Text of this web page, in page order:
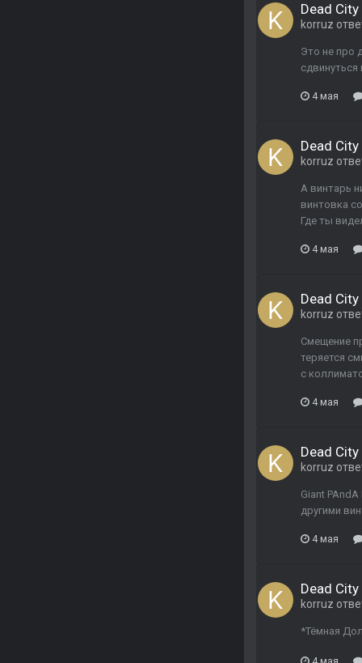
Dead City
korruz
Это не про
4 мая
Dead City
korruz
А винтарь
винтовка
Где ты
4 мая
Dead City
korruz
Смещение
теряется
с
4 мая
Dead City
korruz
Giant
другими
4 мая
Dead City
korruz
*Тёмная